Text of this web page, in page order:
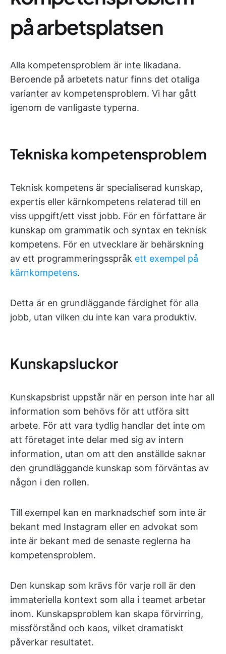
på arbetsplatsen
Alla kompetensproblem är inte likadana.
Beroende på arbetets natur finns det otaliga
varianter av kompetensproblem. Vi har gått
igenom de vanligaste typerna.
Tekniska kompetensproblem
Teknisk kompetens är specialiserad kunskap,
expertis eller kärnkompetens relaterad till en
viss uppgift/ett visst jobb. För en författare är
kunskap om grammatik och syntax en teknisk
kompetens. För en utvecklare är behärskning
av ett programmeringsspråk ett exempel på
kärnkompetens.
Detta är en grundläggande färdighet för alla
jobb, utan vilken du inte kan vara produktiv.
Kunskapsluckor
Kunskapsbrist uppstår när en person inte har all
information som behövs för att utföra sitt
arbete. För att vara tydlig handlar det inte om
att företaget inte delar med sig av intern
information, utan om att den anställde saknar
den grundläggande kunskap som förväntas av
någon i den rollen.
Till exempel kan en marknadschef som inte är
bekant med Instagram eller en advokat som
inte är bekant med de senaste reglerna ha
kompetensproblem.
Den kunskap som krävs för varje roll är den
immateriella kontext som alla i teamet arbetar
inom. Kunskapsproblem kan skapa förvirring,
missförstånd och kaos, vilket dramatiskt
påverkar resultatet.